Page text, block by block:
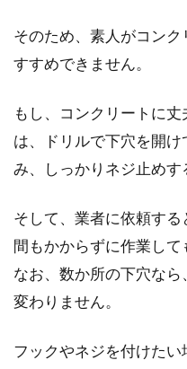
そのため、素人がコン
すすめできません。
もし、コンクリートに
は、ドリルで下穴を開
み、しっかりネジ止めす
そして、業者に依頼す
間もかからずに作業して
なお、数か所の下穴な
変わりません。
フックやネジを付けた